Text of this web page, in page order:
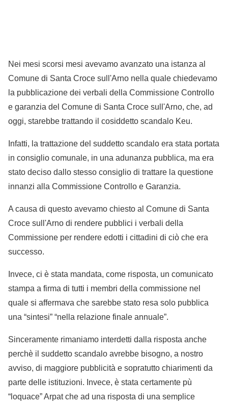
Nei mesi scorsi mesi avevamo avanzato una istanza al
Comune di Santa Croce sull'Arno nella quale chiedevamo
la pubblicazione dei verbali della Commissione Controllo
e garanzia del Comune di Santa Croce sull'Arno, che, ad
oggi, starebbe trattando il cosiddetto scandalo Keu.
Infatti, la trattazione del suddetto scandalo era stata portata
in consiglio comunale, in una adunanza pubblica, ma era
stato deciso dallo stesso consiglio di trattare la questione
innanzi alla Commissione Controllo e Garanzia.
A causa di questo avevamo chiesto al Comune di Santa
Croce sull'Arno di rendere pubblici i verbali della
Commissione per rendere edotti i cittadini di ciò che era
successo.
Invece, ci è stata mandata, come risposta, un comunicato
stampa a firma di tutti i membri della commissione nel
quale si affermava che sarebbe stato resa solo pubblica
una “sintesi” “nella relazione finale annuale”.
Sinceramente rimaniamo interdetti dalla risposta anche
perchè il suddetto scandalo avrebbe bisogno, a nostro
avviso, di maggiore pubblicità e sopratutto chiarimenti da
parte delle istituzioni. Invece, è stata certamente pù
“loquace” Arpat che ad una risposta di una semplice